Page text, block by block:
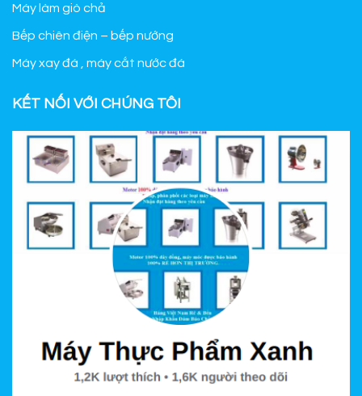
Máy làm giò chả
Bếp chiên điện – bếp nướng
Máy xay đá , máy cắt nước đá
KẾT NỐI VỚI CHÚNG TÔI